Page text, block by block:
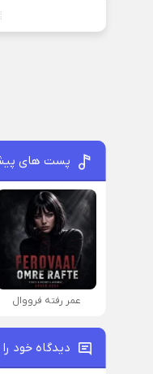
پست های
عمر رفته فرووال
دیدگاه خود